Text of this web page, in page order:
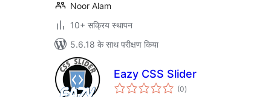
Noor Alam
10+ सक्रिय स्थापन
5.6.18 के साथ परीक्षण किया
Eazy CSS Slider
(0कुल
दर)